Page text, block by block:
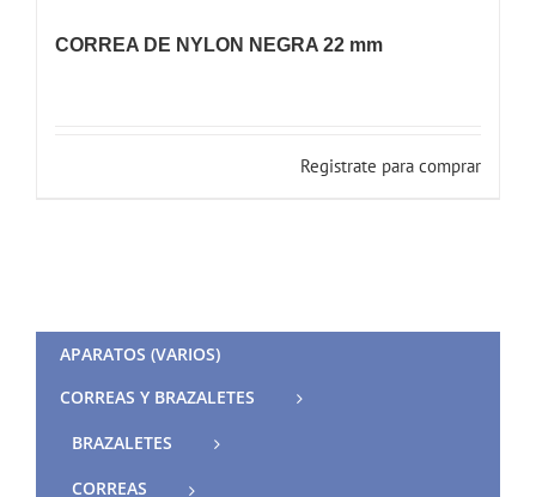
CORREA DE NYLON NEGRA 22 mm
Registrate para comprar
APARATOS (VARIOS)
CORREAS Y BRAZALETES
BRAZALETES
CORREAS